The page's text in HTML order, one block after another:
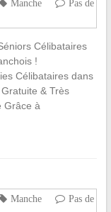
Manche
Pas de
Célibataires
!
Célibataires dans
& Très
Grâce à
Manche
Pas de